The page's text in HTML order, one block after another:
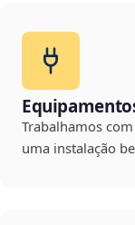
Trabalhamos
uma instalação